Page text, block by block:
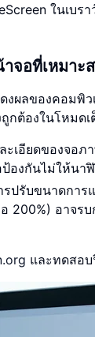
ในเ
จอที่เหมาะ
ผลของคอมพิ
กต้องในโหมด
ะเอียดของจอ
องกันไม่ให้นา
ปรับขนาดกา
200%) อาจร
และทดสอบ